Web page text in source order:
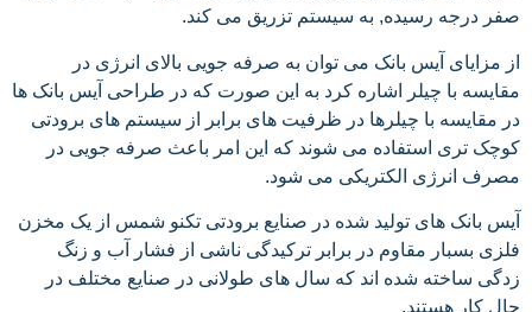
صفر درجه رسیده, به سیستم تزریق می کند.
از مزایای آیس بانک می توان به صرفه جویی بالای انرژی در
مقایسه با چیلر اشاره کرد به این صورت که در طراحی آیس بانک ها
در مقایسه با چیلرها در ظرفیت های برابر از سیستم های برودتی
کوچک تری استفاده می شوند که این امر باعث صرفه جویی در
مصرف انرژی الکتریکی می شود.
آیس بانک های تولید شده در صنایع برودتی تکنو شمس از یک مخزن
فلزی بسبار مقاوم در برابر ترکیدگی ناشی از فشار آب و زنگ
زدگی ساخته شده اند که سال های طولانی در صنایع مختلف در
حال کار هستند.